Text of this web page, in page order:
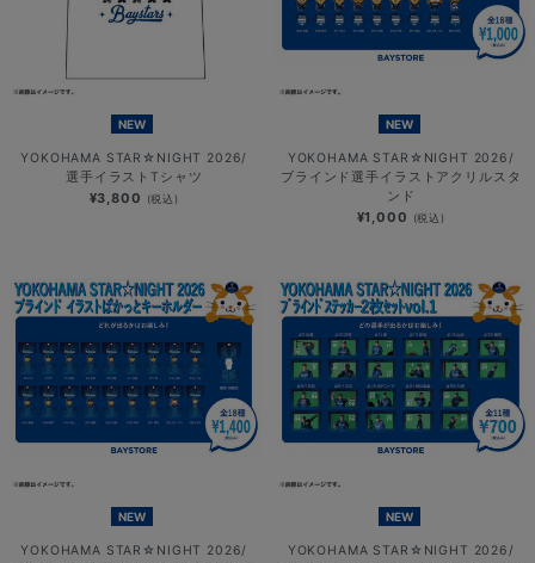
NEW
YOKOHAMA STAR☆NIGHT 2026/
選手イラストTシャツ
¥3,800 (税込)
NEW
YOKOHAMA STAR☆NIGHT 2026/
ブラインド選手イラストアクリルスタ
ンド
¥1,000 (税込)
NEW
YOKOHAMA STAR☆NIGHT 2026/
NEW
YOKOHAMA STAR☆NIGHT 2026/